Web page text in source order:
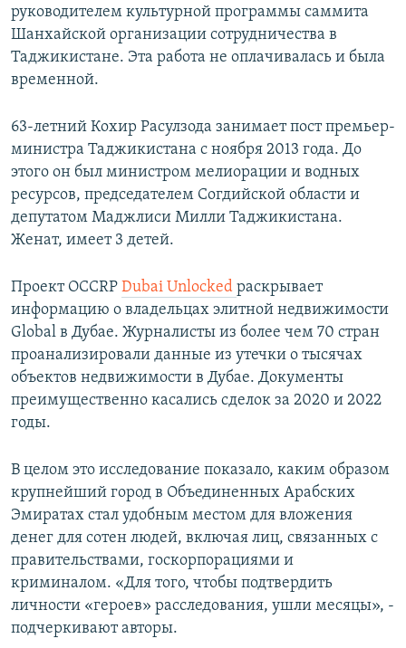
руководителем культурной программы саммита
Шанхайской организации сотрудничества в
Таджикистане. Эта работа не оплачивалась и была
временной.
63-летний Кохир Расулзода занимает пост премьер-
министра Таджикистана с ноября 2013 года. До
этого он был министром мелиорации и водных
ресурсов, председателем Согдийской области и
депутатом Маджлиси Милли Таджикистана.
Женат, имеет 3 детей.
Проект OCCRP Dubai Unlocked раскрывает
информацию о владельцах элитной недвижимости
Global в Дубае. Журналисты из более чем 70 стран
проанализировали данные из утечки о тысячах
объектов недвижимости в Дубае. Документы
преимущественно касались сделок за 2020 и 2022
годы.
В целом это исследование показало, каким образом
крупнейший город в Объединенных Арабских
Эмиратах стал удобным местом для вложения
денег для сотен людей, включая лиц, связанных с
правительствами, госкорпорациями и
криминалом. «Для того, чтобы подтвердить
личности «героев» расследования, ушли месяцы», -
подчеркивают авторы.